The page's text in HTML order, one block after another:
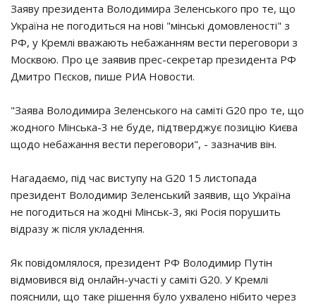
Заяву президента Володимира Зеленського про те, що
Україна не погодиться на нові "мінські домовленості" з
РФ, у Кремлі вважають небажанням вести переговори з
Москвою. Про це заявив прес-секретар президента РФ
Дмитро Пєсков, пише РИА Новости.
"Заява Володимира Зеленського на саміті G20 про те, що
жодного Мінська-3 не буде, підтверджує позицію Києва
щодо небажання вести переговори", - зазначив він.
Нагадаємо, під час виступу на G20 15 листопада
президент Володимир Зеленський заявив, що Україна
не погодиться на жодні Мінськ-3, які Росія порушить
відразу ж після укладення.
Як повідомлялося, президент РФ Володимир Путін
відмовився від онлайн-участі у саміті G20. У Кремлі
пояснили, що таке рішення було ухвалено нібито через